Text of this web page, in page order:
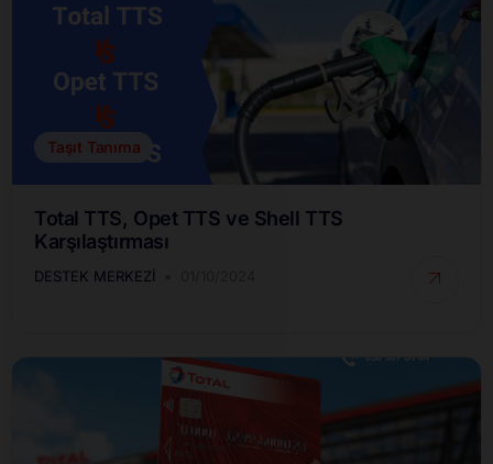
Taşıt Tanıma
Total TTS, Opet TTS ve Shell TTS
Karşılaştırması
DESTEK MERKEZI